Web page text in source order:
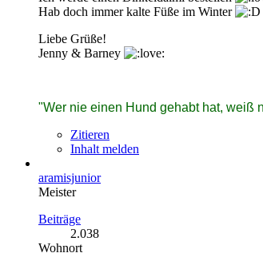
Hab doch immer kalte Füße im Winter
Liebe Grüße!
Jenny & Barney
"Wer nie einen Hund gehabt hat, weiß
Zitieren
Inhalt melden
aramisjunior
Meister
Beiträge
2.038
Wohnort